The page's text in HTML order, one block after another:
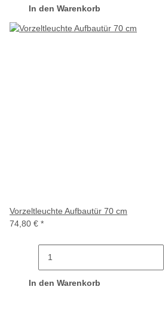
In den Warenkorb
Vorzeltleuchte Aufbautür 70 cm
74,80 € *
In den Warenkorb